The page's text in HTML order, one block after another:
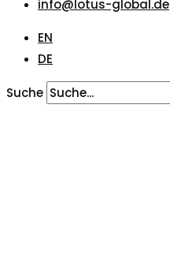
info@lotus-global.de
EN
DE
Suche